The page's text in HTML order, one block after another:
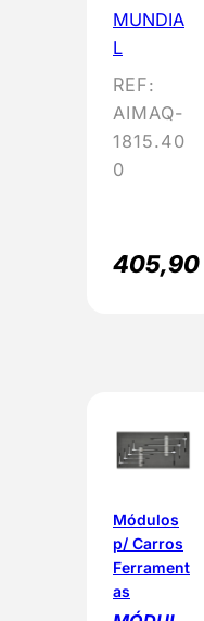
MUNDIA
L
REF:
AIMAQ-
1815.40
0
405,90
Módulos
p/ Carros
Ferrament
as